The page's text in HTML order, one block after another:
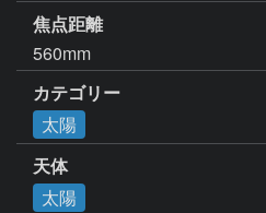
焦点距離
560mm
カテゴリー
太陽
天体
太陽